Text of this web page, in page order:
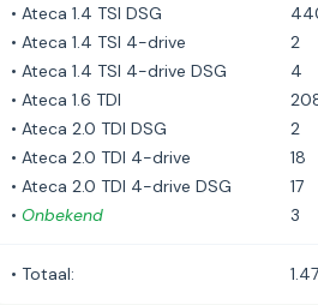
• Ateca 1.4 TSI DSG
• Ateca 1.4 TSI 4-drive
• Ateca 1.4 TSI 4-drive DSG
• Ateca 1.6 TDI
• Ateca 2.0 TDI DSG
• Ateca 2.0 TDI 4-drive
• Ateca 2.0 TDI 4-drive DSG
• Onbekend
2
4
2
18
17
3
• Totaal: